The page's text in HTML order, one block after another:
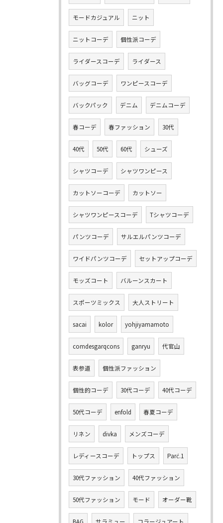
モードカジュアル ニット
ニットコーデ 個性派コーデ
ライダースコーデ ライダース
バッグコーデ ワンピースコーデ
バックパック デニム デニムコーデ
春コーデ 春ファッション 30代
40代 50代 60代 シューズ
シャツコーデ シャツワンピース
カットソーコーデ カットソー
シャツワンピースコーデ Tシャツコーデ
パンツコーデ サルエルパンツコーデ
ワイドパンツコーデ セットアップコーデ
モッズコート バルーンスカート
スポーツミックス 大人ストリート
sacai kolor yohjiyamamoto
comdesgarqcons ganryu 代官山
表参道 個性派ファッション
個性的コーデ 30代コーデ 40代コーデ
50代コーデ enfold 春夏コーデ
リネン divka メンズコーデ
レディースコーデ トップス Parć.1
30代ファッション 40代ファッション
50代ファッション モード オーダー靴